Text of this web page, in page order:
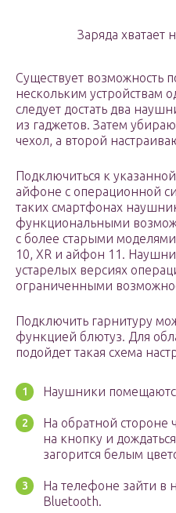
Заряда хватает
Существует возможность
нескольким устройствам
следует достать два
из гаджетов. Затем
чехол, а второй
Подключиться к
айфоне с операционной
таких смартфонах
функциональными
с более старыми
10, XR и айфон 11.
устарелых версиях
ограниченными
Подключить гарнитуру
функцией блютуз. Для
подойдет такая схема
Наушники
На обратной стороне
на кнопку и
загорится белым
На телефоне зайти в
Bluetooth.